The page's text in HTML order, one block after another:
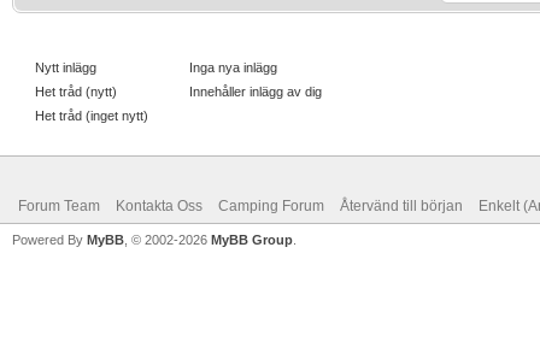
Nytt inlägg
Het tråd (nytt)
Het tråd (inget nytt)
Inga nya inlägg
Innehåller inlägg av dig
Forum Team Kontakta Oss Camping Forum Återvänd till början Enkelt
Powered By MyBB , © 2002-2026 MyBB Group